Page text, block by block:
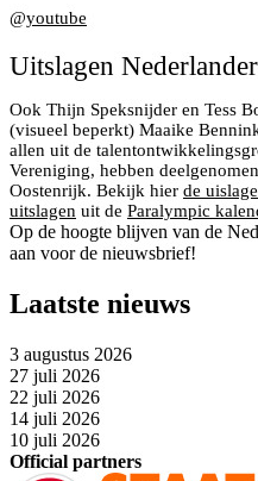
@youtube
Uitslagen
Ook Thijn Speksnijder en Tess
(visueel beperkt) Maaike
allen uit de
Vereniging, hebben
Oostenrijk. Bekijk hier de
uitslagen uit de Paralympic
Op de hoogte blijven van de
aan voor de nieuwsbrief!
Laatste nieuws
3 augustus 2026
27 juli 2026
22 juli 2026
14 juli 2026
10 juli 2026
Official partners